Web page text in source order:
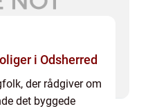
i Odsherred
der rådgiver om
det byggede